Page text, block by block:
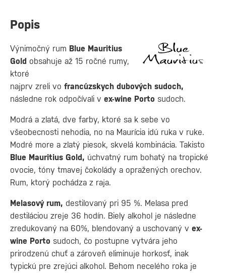
Popis
Výnimočný rum Blue Mauritius
Gold obsahuje až 15 ročné rumy,
ktoré
najprv zreli vo francúzskych dubových sudoch,
následne rok odpočívali v ex-wine Porto sudoch.
Modrá a zlatá, dve farby, ktoré sa k sebe vo
všeobecnosti nehodia, no na Maurícia idú ruka v ruke.
Modré more a zlatý piesok, skvelá kombinácia. Takisto
Blue Mauritius Gold, úchvatný rum bohatý na tropické
ovocie, tóny tmavej čokolády a opražených orechov.
Rum, ktorý pochádza z raja.
Melasový rum, destilovaný pri 95 %. Melasa pred
destiláciou zreje 36 hodín. Biely alkohol je následne
zredukovaný na 60%, blendovaný a uschovaný v ex-
wine Porto sudoch, čo postupne vytvára jeho
prirodzenú chuť a zároveň eliminuje horkosť, inak
typickú pre zrejúci alkohol. Behom necelého roka je